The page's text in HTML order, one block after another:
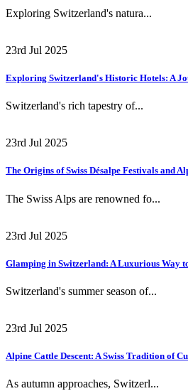
Exploring Switzerland's natura...
23rd Jul 2025
Exploring Switzerland's Historic Hotels: A
Switzerland's rich tapestry of...
23rd Jul 2025
The Origins of Swiss Désalpe Festivals and
The Swiss Alps are renowned fo...
23rd Jul 2025
Glamping in Switzerland: A Luxurious Way
Switzerland's summer season of...
23rd Jul 2025
Alpine Cattle Descent: A Swiss Tradition of
As autumn approaches, Switzerl...